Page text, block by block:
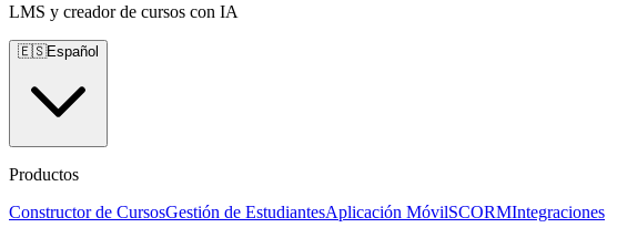
LMS y creador de cursos con IA
🇪🇸Español
Productos
Constructor de CursosGestión de EstudiantesAplicación MóvilSCORMIntegraciones